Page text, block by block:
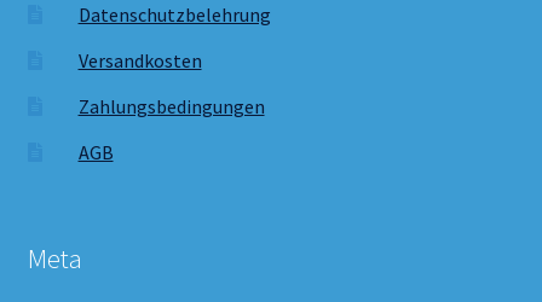
Datenschutzbelehrung
Versandkosten
Zahlungsbedingungen
AGB
Meta